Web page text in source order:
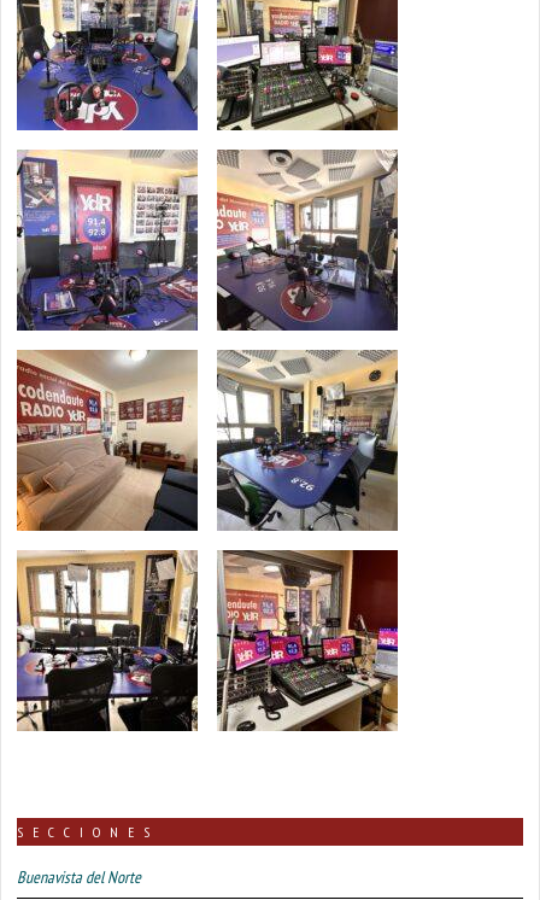
SECCIONES
Buenavista del Norte